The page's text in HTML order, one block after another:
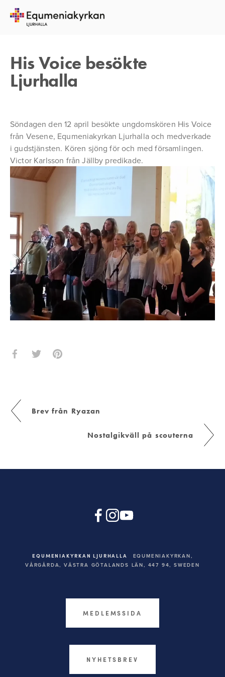
His Voice besökte
Ljurhalla
Söndagen den 12 april besökte ungdomskören His Voice
från Vesene, Equmeniakyrkan Ljurhalla och medverkade
i gudstjänsten. Kören sjöng för och med församlingen.
Victor Karlsson från Jällby predikade.
15 APRIL 2015
Brev från Ryazan
Nostalgikväll på scouterna
EQUMENIAKYRKAN LJURHALLA
EQUMENIAKYRKAN,
VÅRGÅRDA, VÄSTRA GÖTALANDS LÄN, 447 94, SWEDEN
MEDLEMSSIDA
NYHETSBREV